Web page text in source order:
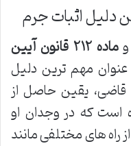
دلیل اثبات جرم
و
ماده ۲۱۲ قانون آیین
مهم ترین دلیل
قاضی، یقین حاصل از
است که در وجدان او
راه های مختلفی مانند